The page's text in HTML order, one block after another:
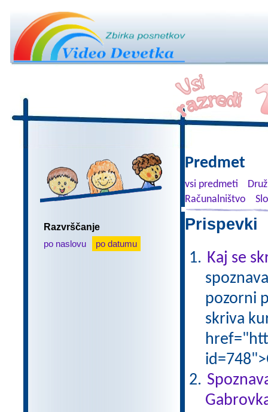
Razvrščanje
po naslovu
po datumu
Predmet
vsi predmeti
Računalništvo
Prispevki
Kaj se
pozorni
skriva